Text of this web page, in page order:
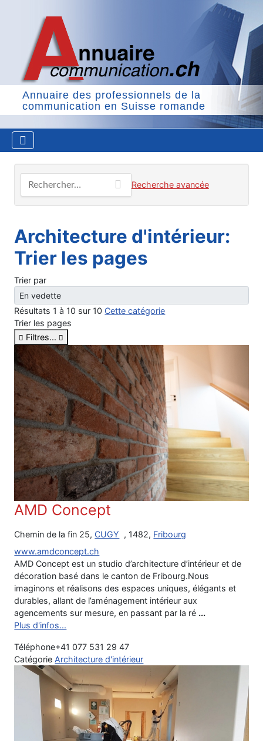
Annuaire des professionnels de la
communication en Suisse romande
Recherche avancée
Architecture d'intérieur:
Trier les pages
Trier par
Résultats 1 à 10 sur 10 Cette catégorie
Trier les pages
Filtres...
AMD Concept
Chemin de la fin 25,CUGY , 1482, Fribourg
www.amdconcept.ch
AMD Concept est un studio d’architecture d’intérieur et de
décoration basé dans le canton de Fribourg.Nous
imaginons et réalisons des espaces uniques, élégants et
durables, allant de l’aménagement intérieur aux
agencements sur mesure, en passant par la ré ...
Plus d'infos...
Téléphone+41 077 531 29 47
Catégorie Architecture d'intérieur